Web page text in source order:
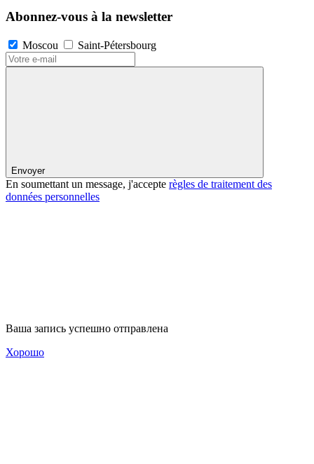
Abonnez-vous à la newsletter
Moscou Saint-Pétersbourg
Envoyer
En soumettant un message, j'accepte règles de traitement des
données personnelles
Ваша запись успешно отправлена
Хорошо